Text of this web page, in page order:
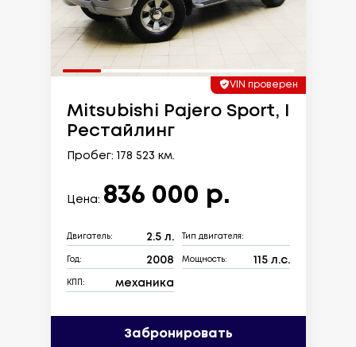
VIN проверен
Mitsubishi Pajero Sport, I
Рестайлинг
Пробег: 178 523 км.
Цена: 836 000 р.
Двигатель: 2.5 л. Тип двигателя:
Год: 2008 Мощность: 115 л.с.
КПП: механика
Забронировать